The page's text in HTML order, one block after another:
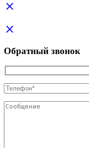
Обратный звонок